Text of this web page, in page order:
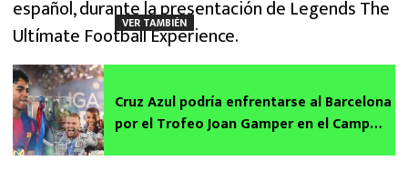
español, durante la presentación de Legends The
Ultímate Football Experience.
VER TAMBIÉN
Cruz Azul podría enfrentarse al Barcelona
por el Trofeo Joan Gamper en el Camp